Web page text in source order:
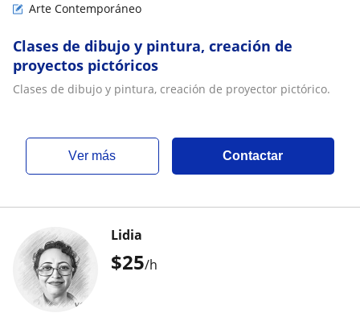
Arte Contemporáneo
Clases de dibujo y pintura, creación de
proyectos pictóricos
Clases de dibujo y pintura, creación de proyector pictórico.
ver más Contactar
$25/h
Lidia